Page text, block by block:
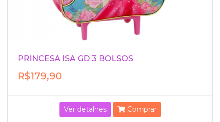
PRINCESA ISA GD 3 BOLSOS
R$179,90
Ver detalhes Comprar